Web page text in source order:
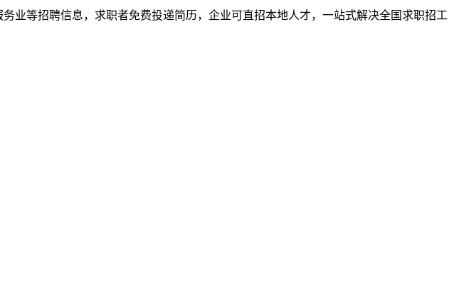
业等招聘信息，求职者免费投递简历，企业可直招本地人才，一站式解决全国求职招工